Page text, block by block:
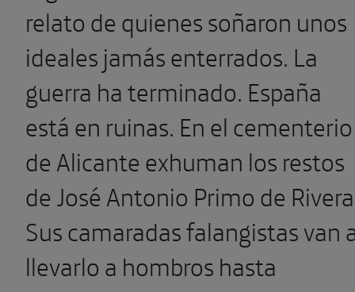
relato de quienes soñaron unos
ideales jamás enterrados. La
guerra ha terminado. España
está en ruinas. En el cementerio
de Ali­cante exhuman los restos
de José Antonio Primo de
Sus camara­das falangistas van
llevarlo a hombros hasta